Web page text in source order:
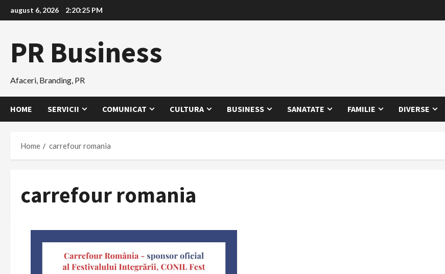
to
august 6, 2026 2:20:26 PM
PR Business
Afaceri, Branding, PR
HOME SERVICII COMUNICAT CULTURA BUSINESS SANATATE FAMILIE DIVERSE
Home carrefour romania
carrefour romania